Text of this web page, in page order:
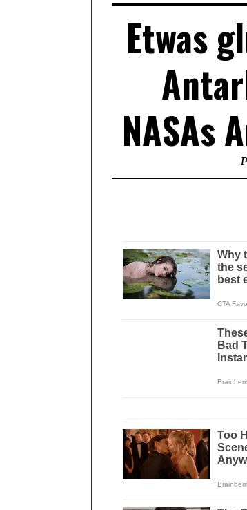
Etwas
NASAs